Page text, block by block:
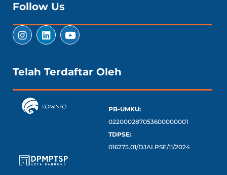
Follow Us
Telah Terdaftar Oleh
PB-UMKU:
022000287053600000001
TDPSE:
016275.01/DJAI.PSE/11/2024